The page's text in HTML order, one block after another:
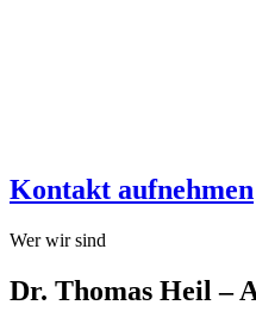
Kontakt aufnehmen
Wer wir sind
Dr. Thomas Heil –